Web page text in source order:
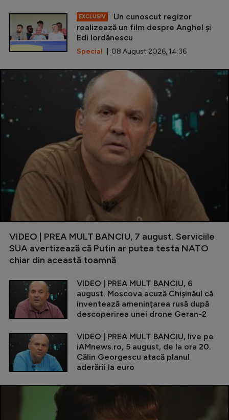
EXCLUSIV
Un cunoscut regizor
realizează un film despre Anghel și
Edi Iordănescu
Special | 08 August 2026, 14:36
VIDEO | PREA MULT BANCIU, 7 august. Serviciile
SUA avertizează că Putin ar putea testa NATO
chiar din această toamnă
VIDEO | PREA MULT BANCIU, 6
august. Moscova acuză Chișinăul că
inventează amenințarea rusă după
descoperirea unei drone Geran-2
VIDEO | PREA MULT BANCIU, live pe
iAMnews.ro, 5 august, de la ora 20.
Călin Georgescu atacă planul
aderării la euro